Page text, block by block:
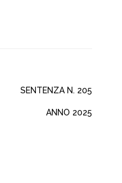
SENTENZA N. 205
ANNO 2025